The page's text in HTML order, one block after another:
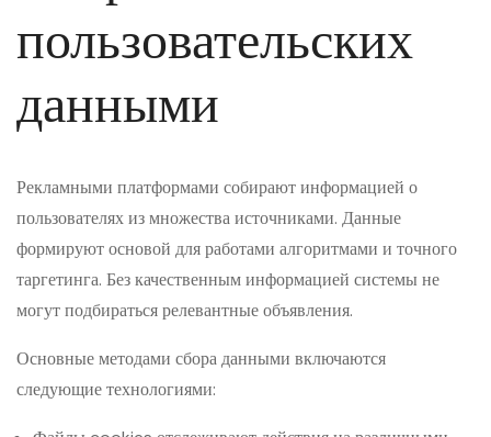
пользовательских
данными
Рекламными платформами собирают информацией о
пользователях из множества источниками. Данные
формируют основой для работами алгоритмами и точного
таргетинга. Без качественным информацией системы не
могут подбираться релевантные объявления.
Основные методами сбора данными включаются
следующие технологиями: